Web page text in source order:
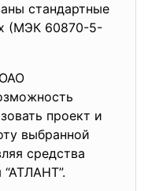
стандартные
(МЭК 60870-5-
проект и
выбранной
средства